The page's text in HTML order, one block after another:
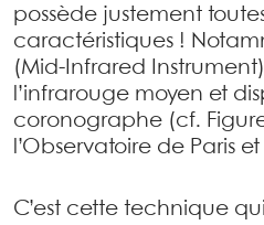
possède justement
caractéristiques !
(Mid-Infrared
l’infrarouge moyen et
coronographe (cf.
l’Observatoire de Paris
C’est cette technique